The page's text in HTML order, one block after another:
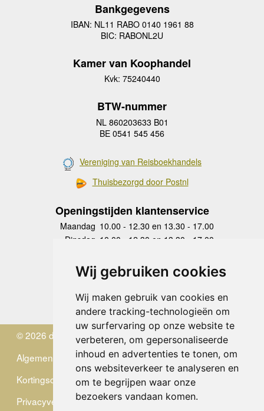
Wij gebruiken cookies
Wij maken gebruik van cookies en
andere tracking-technologieën om
uw surfervaring op onze website te
verbeteren, om gepersonaliseerde
inhoud en advertenties te tonen, om
ons websiteverkeer te analyseren en
om te begrijpen waar onze
bezoekers vandaan komen.
Bankgegevens
IBAN: NL11 RABO 0140 1961 88
BIC: RABONL2U
Kamer van Koophandel
Kvk: 75240440
BTW-nummer
NL 860203633 B01
BE 0541 545 456
Vereniging van Reisboekhandels
Thuisbezorgd door Postnl
Openingstijden klantenservice
Maandag 10.00 - 12.30 en 13.30 - 17.00
Dinsdag 10.00 - 12.30 en 13.30 - 17.00
Donderdag
10.00 - 12.30 en 13.30 - 17.00
Vrijdag 10.00 - 12.30 en 13.30 - 17.00
Zaterdag
gesloten
Zondag gesloten
© 2026 de Zwerver
Algemene Voorwaarden
Kortingscode
Privacyverklaring